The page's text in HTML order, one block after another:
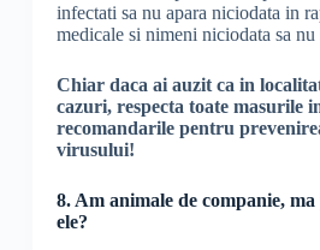
infectati sa nu apara niciodata in
medicale si nimeni niciodata sa nu
Chiar daca ai auzit ca in
cazuri, respecta toate masurile
recomandarile pentru
virusului!
8. Am animale de companie,
ele?